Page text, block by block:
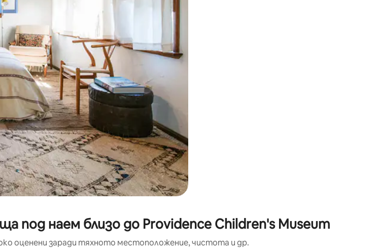
нагоре и надолу или навигирайте с докосване или плъзгане.
под наем близо до Providence Children's Museum
оценени заради тяхното местоположение, чистота и др.